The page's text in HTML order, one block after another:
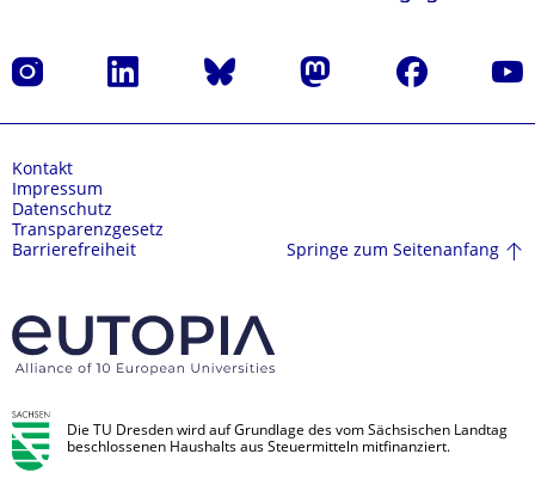
Instagram LinkedIn Bluesky Mastodon Facebook
Kontakt
Impressum
Datenschutz
Transparenzgesetz
Barrierefreiheit
Springe zum Seitenanfang
Die TU Dresden wird auf Grundlage des vom Sächsischen Landtag
beschlossenen Haushalts aus Steuermitteln mitfinanziert.